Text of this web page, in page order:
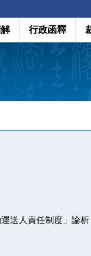
行政函釋
送人責任制度」論析